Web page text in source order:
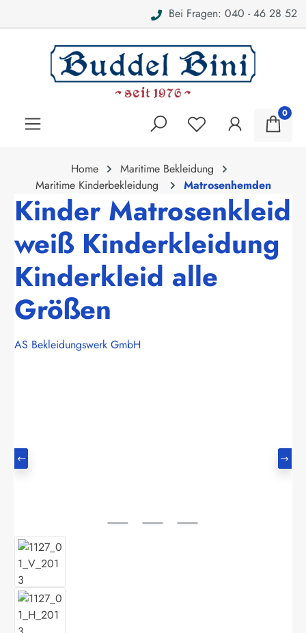
Bei Fragen: 040 - 46 28 52
0
Home
Maritime Bekleidung
Maritime Kinderbekleidung
Matrosenhemden
Kinder Matrosenkleid
weiß Kinderkleidung
Kinderkleid alle
Größen
AS Bekleidungswerk GmbH